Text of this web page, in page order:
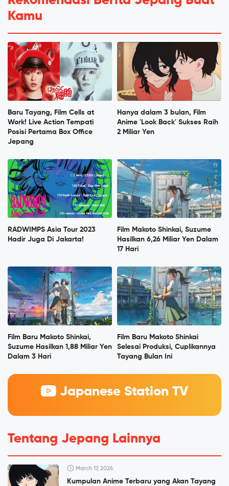
Kamu
Baru Tayang, Film Cells at
Work! Live Action Tempati
Posisi Pertama Box Office
Jepang
Hanya dalam 3 bulan, Film
Anime 'Look Back' Sukses Raih
2 Miliar Yen
RADWIMPS Asia Tour 2023
Hadir Juga Di Jakarta!
Film Makoto Shinkai, Suzume
Hasilkan 6,26 Miliar Yen Dalam
17 Hari
Film Baru Makoto Shinkai,
Suzume Hasilkan 1,88 Miliar Yen
Dalam 3 Hari
Film Baru Makoto Shinkai
Selesai Produksi, Cuplikannya
Tayang Bulan Ini
Japanese Station TV
Tentang Jepang Lainnya
March 17, 2026
Kumpulan Anime Terbaru yang Akan Tayang